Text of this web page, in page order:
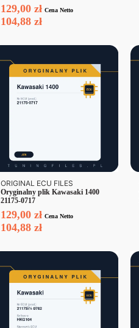
129,00 zł Cena Netto
104,88 zł
ORIGINAL ECU FILES
Oryginalny plik Kawasaki 1400
21175-0717
129,00 zł Cena Netto
104,88 zł